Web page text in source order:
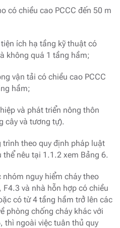
có chiều cao PCCC đến 50 m
ích hạ tầng kỹ thuật có
không quá 1 tầng hầm;
vận tải có chiều cao PCCC
hầm;
và phát triển nông thôn
cây và tương tự).
trình theo quy định pháp luật
nêu tại 1.1.2 xem Bảng 6.
nguy hiểm cháy theo
và nhà hỗn hợp có chiều
có từ 4 tầng hầm trở lên các
phòng chống cháy khác với
thì ngoài việc tuân thủ quy